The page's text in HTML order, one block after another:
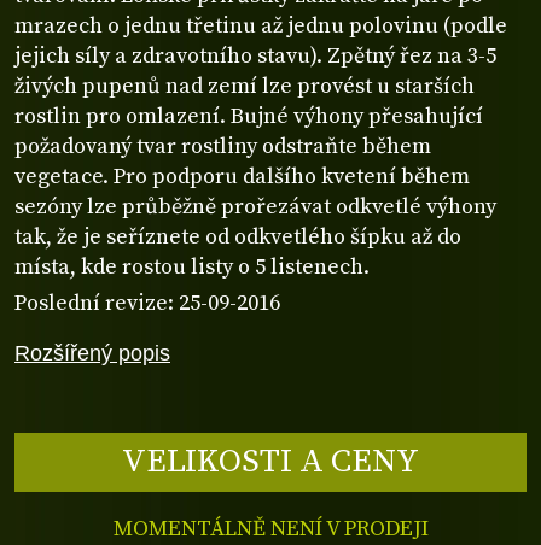
Rozšířený popis
mrazech o jednu třetinu až jednu polovinu (podle
jejich síly a zdravotního stavu). Zpětný řez na 3-5
živých pupenů nad zemí lze provést u starších
rostlin pro omlazení. Bujné výhony přesahující
požadovaný tvar rostliny odstraňte během
vegetace. Pro podporu dalšího kvetení během
sezóny lze průběžně prořezávat odkvetlé výhony
tak, že je seříznete od odkvetlého šípku až do
místa, kde rostou listy o 5 listenech.
Poslední revize: 25-09-2016
VELIKOSTI A CENY
MOMENTÁLNĚ NENÍ V PRODEJI